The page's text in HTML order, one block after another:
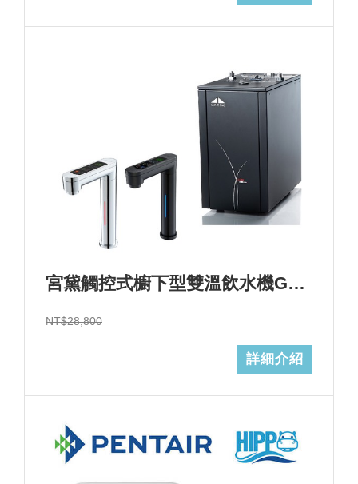
宮黛觸控式櫥下型雙溫飲水機GD-600心+基本安裝+GD濾心 (加Line ID:@ye888)
NT$28,800
詳細介紹